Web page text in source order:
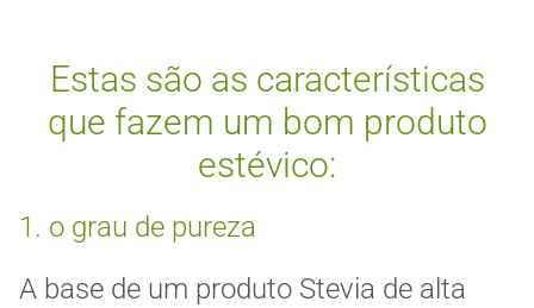
Estas são as características
que fazem um bom produto
estévico:
1. o grau de pureza
A base de um produto Stevia de alta